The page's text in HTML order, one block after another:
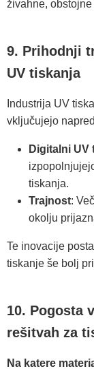
živahne, obstojne
9. Prihodnji
UV tiskanja
Industrija UV
vključujejo
Digitalni UV
tiskanja.
Trajnost:
okolju
Te inovacije
tiskanje še bolj
10. Pogosta
rešitvah za
Na katere